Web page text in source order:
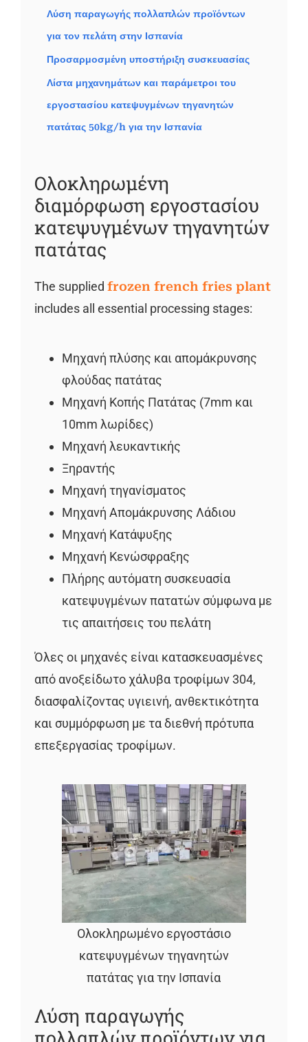
Λύση παραγωγής πολλαπλών προϊόντων
για τον πελάτη στην Ισπανία
Προσαρμοσμένη υποστήριξη συσκευασίας
Λίστα μηχανημάτων και παράμετροι του
εργοστασίου κατεψυγμένων τηγανητών
πατάτας 50kg/h για την Ισπανία
Ολοκληρωμένη
διαμόρφωση εργοστασίου
κατεψυγμένων τηγανητών
πατάτας
The supplied frozen french fries plant
includes all essential processing stages:
Μηχανή πλύσης και απομάκρυνσης
φλούδας πατάτας
Μηχανή Κοπής Πατάτας (7mm και
10mm λωρίδες)
Μηχανή λευκαντικής
Ξηραντής
Μηχανή τηγανίσματος
Μηχανή Απομάκρυνσης Λάδιου
Μηχανή Κατάψυξης
Μηχανή Κενώσφραξης
Πλήρης αυτόματη συσκευασία
κατεψυγμένων πατατών σύμφωνα με
τις απαιτήσεις του πελάτη
Όλες οι μηχανές είναι κατασκευασμένες
από ανοξείδωτο χάλυβα τροφίμων 304,
διασφαλίζοντας υγιεινή, ανθεκτικότητα
και συμμόρφωση με τα διεθνή πρότυπα
επεξεργασίας τροφίμων.
Ολοκληρωμένο εργοστάσιο
κατεψυγμένων τηγανητών
πατάτας για την Ισπανία
Λύση παραγωγής